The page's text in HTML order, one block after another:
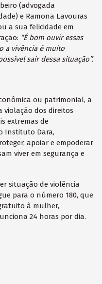
(advogada
e Ramona Lavouras
a sua felicidade em
“É bom ouvir essas
a vivência é muito
sair dessa situação’’.
ou patrimonial, a
violação dos direitos
extremas de
Instituto Dara,
apoiar e empoderar
viver em segurança e
situação de violência
para o número 180, que
à mulher,
24 horas por dia.